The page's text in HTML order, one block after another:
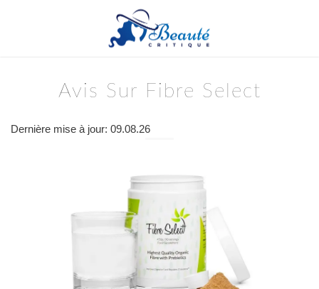
Avis Sur Fibre Select
Dernière mise à jour: 09.08.26